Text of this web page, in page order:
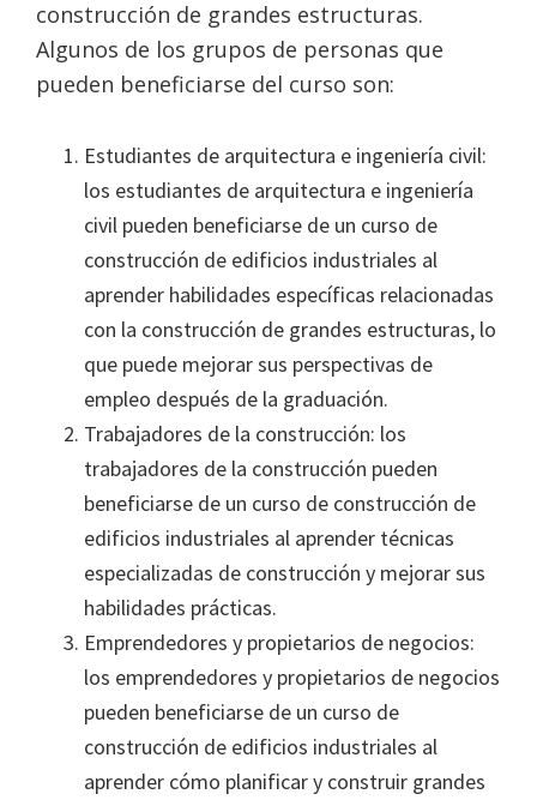
construcción de grandes estructuras.
Algunos de los grupos de personas que
pueden beneficiarse del curso son:
Estudiantes de arquitectura e ingeniería civil:
los estudiantes de arquitectura e ingeniería
civil pueden beneficiarse de un curso de
construcción de edificios industriales al
aprender habilidades específicas relacionadas
con la construcción de grandes estructuras, lo
que puede mejorar sus perspectivas de
empleo después de la graduación.
Trabajadores de la construcción: los
trabajadores de la construcción pueden
beneficiarse de un curso de construcción de
edificios industriales al aprender técnicas
especializadas de construcción y mejorar sus
habilidades prácticas.
Emprendedores y propietarios de negocios:
los emprendedores y propietarios de negocios
pueden beneficiarse de un curso de
construcción de edificios industriales al
aprender cómo planificar y construir grandes